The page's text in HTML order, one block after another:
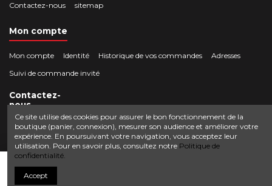
Contactez-nous
sitemap
Mon compte
Mon compte Identité Historique de vos commandes
Adresses
Suivi de commande invité
Contactez-
nous
Crocbois-motoculture.com
50 route de Villefort 48800 Pied-de-Borne
0624436257
contact@crocbois-motoculture.com
Ce site utilise des cookies pour assurer le bon fonctionnement de la
boutique (panier, connexion), mesurer son audience et améliorer votre
expérience. En poursuivant votre navigation, vous acceptez leur
utilisation. Pour en savoir plus, consultez notre Politique de
confidentialité.
Accept